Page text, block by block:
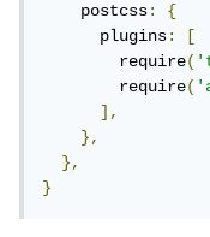
    postcss
:
{
      plugins
:
[
        require
(
        require
(
],
},
},
}